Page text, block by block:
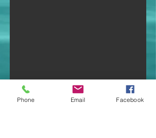
Phone Email Facebook